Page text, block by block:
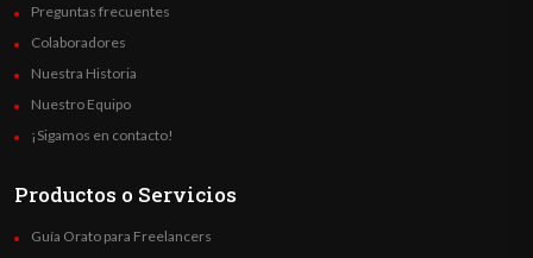
Preguntas frecuentes
Colaboradores
Nuestra Historia
Nuestro Equipo
¡Sigamos en contacto!
Productos o Servicios
Guía Orato para Freelancers